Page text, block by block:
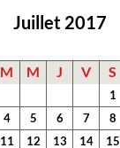
Juillet 2017
M M J V S
1
4 5 6 7 8
11 12 13 14 15